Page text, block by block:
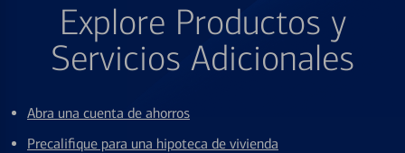
Explore Productos y
Servicios Adicionales
Abra una cuenta de ahorros
Precalifique para una hipoteca de vivienda